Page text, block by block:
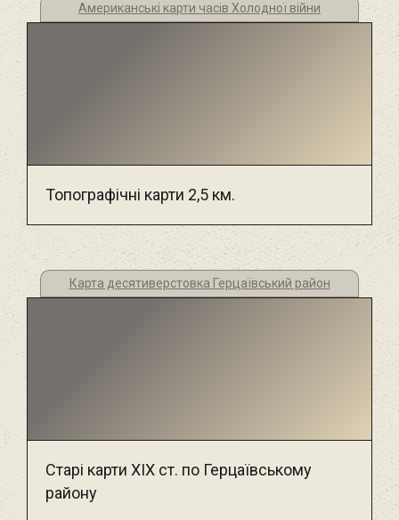
Американські карти часів Холодної війни
Топографічні карти 2,5 км.
Карта десятиверстовка Герцаївський район
Старі карти ХІХ ст. по Герцаївському
району